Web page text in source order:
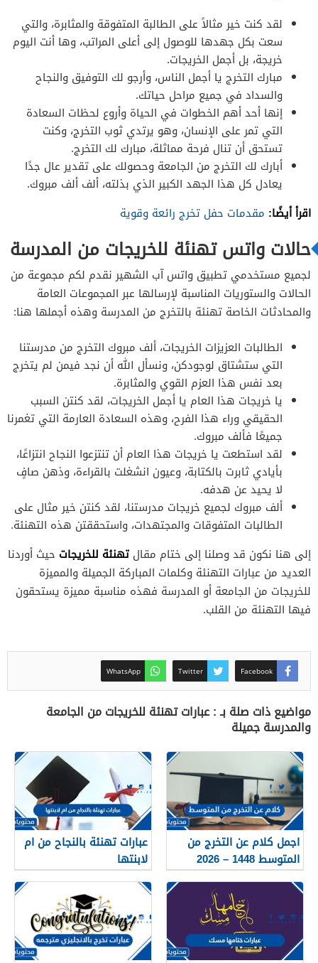
لقد كنت خير مثالاً على الطالبة المتفوقة والمثابرة، والتي
سعت بكل جهدها للوصول إلى أعلى المراتب، وها أنت اليوم
خريجة، بل أجمل الخريجات.
مبارك التخرج يا أجمل الناس، وأرجو لك التوفيق والنجاح
والسداد في جميع مراحل حياتك.
إنها أحد أهم الخطوات في الحياة وأروع لحظات السعادة
التي تمر على الإنسان، وهو يرتدي ثوب التخرج، وكنت
تستحق أن تنال فرحة مماثلة، مبارك لك التخرج.
أبارك لك التخرج من الجامعة وحصولك على تقدير عال جدًا
يعادل كل هذا الجهد الكبير الذي بذلته، ألف ألف مبروك.
اقرأ أيضًا: مقدمات حفل تخرج رائعة وقوية
حالات واتس تهنئة للخريجات من المدرسة
لجميع مستخدمي تطبيق واتس آب الشهير نقدم لكم مجموعة من
الحالات والستوريات المناسبة لإرسالها عبر المجموعات العامة
والمحادثات الخاصة تهنئة بالتخرج من المدرسة وهذه أجملها هنا:
الطالبات العزيزات الخريجات، ألف مبروك التخرج من مدرستنا
التي ستشتاق لوجودكن، ونسأل الله أن نجد فيمن لم يتخرج
بعد نفس هذا العزم القوي والمثابرة.
يا خريجات هذا العام يا أجمل الخريجات، لقد كنتن السبب
الحقيقي وراء هذا الفرح، وهذه السعادة العارمة التي تغمرنا
جميعًا فألف مبروك.
لقد استطعت يا خريجات هذا العام أن تنتزعوا النجاح انتزاعًا،
بأيادي ثابرت بالكتابة، وعيون انشغلت بالقراءة، وذهن صافٍ
لا يحيد عن هدفه.
ألف مبروك لجميع خريجات مدرستنا، لقد كنتن خير مثال على
الطالبات المتفوقات والمجتهدات، واستحققتن هذه التهنئة.
إلى هنا نكون قد وصلنا إلى ختام مقالتهنئة للخريجات حيث أوردنا
العديد من عبارات التهنئة وكلمات المباركة الجميلة والمميزة
للخريجات من الجامعة أو المدرسة فهذه مناسبة مميزة يستحقون
فيها التهنئة من القلب.
Facebook
Twitter
WhatsApp
مواضيع ذات صلة بـ : عبارات تهنئة للخريجات من الجامعة
والمدرسة جميلة
اجمل كلام عن التخرج من
المتوسط 1448 – 2026
عبارات تهنئة بالنجاح من ام
لابنتها